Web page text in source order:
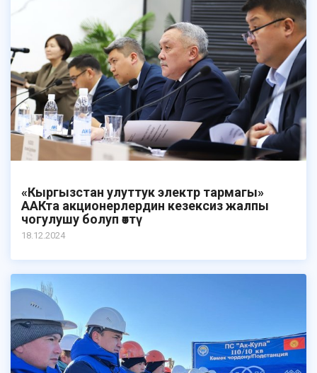
«Кыргызстан улуттук электр тармагы»
ААКта акционерлердин кезексиз жалпы
чогулушу болуп өттү
18.12.2024